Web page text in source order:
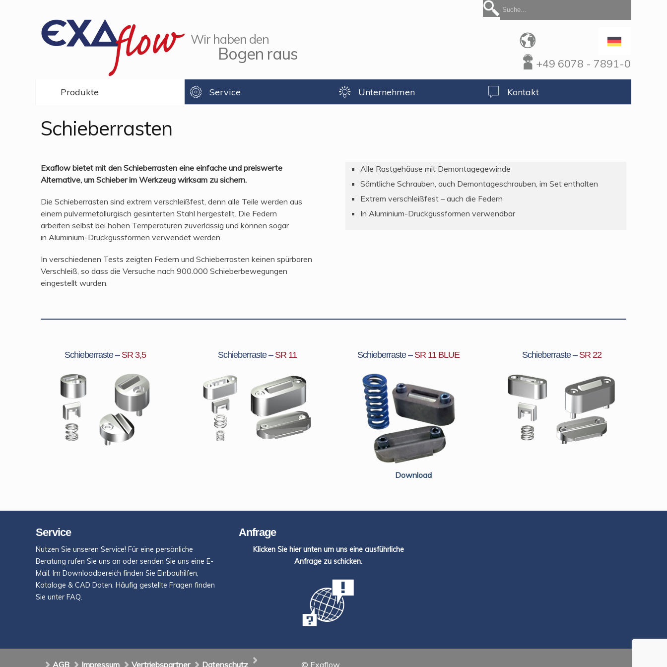
+49 6078 - 7891-0
Wir haben den
Bogen raus
Produkte Service Unternehmen Kontakt
Schieberrasten
Exaflow bietet mit den Schieberrasten eine einfache und preiswerte
Alternative, um Schieber im Werkzeug wirksam zu sichern.
Die Schieberrasten sind extrem verschleißfest, denn alle Teile werden aus
einem pulvermetallurgisch gesinterten Stahl hergestellt. Die Federn
arbeiten selbst bei hohen Temperaturen zuverlässig und können sogar
in Aluminium-Druckgussformen verwendet werden.
In verschiedenen Tests zeigten Federn und Schieberrasten keinen spürbaren
Verschleiß, so dass die Versuche nach 900.000 Schieberbewegungen
eingestellt wurden.
Alle Rastgehäuse mit Demontagegewinde
Sämtliche Schrauben, auch Demontageschrauben, im Set enthalten
Extrem verschleißfest – auch die Federn
In Aluminium-Druckgussformen verwendbar
Schieberraste – SR 3,5 Schieberraste – SR 11 Schieberraste – SR 11 BLUE
Download
Schieberraste – SR 22
Service
Nutzen Sie unseren Service! Für eine persönliche
Beratung rufen Sie uns an oder senden Sie uns eine E-
Mail. Im Downloadbereich finden Sie Einbauhilfen,
Kataloge & CAD Daten. Häufig gestellte Fragen finden
Sie unter FAQ.
Anfrage
Klicken Sie hier unten um uns eine ausführliche
Anfrage zu schicken.
AGB Impressum Vertriebspartner Datenschutz © Exaflow